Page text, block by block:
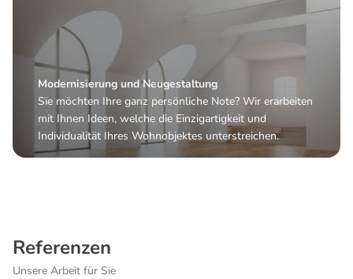
Modernisierung und Neugestaltung
Sie möchten Ihre ganz persönliche Note? Wir erarbeiten
mit Ihnen Ideen, welche die Einzigartigkeit und
Individualität Ihres Wohnobjektes unterstreichen.
Referenzen
Unsere Arbeit für Sie